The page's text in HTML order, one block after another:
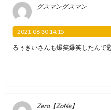
グスマングスマン
2021-06-30 14:15
るぅきいさんも爆笑爆笑したんで
Zero【ZoNe】